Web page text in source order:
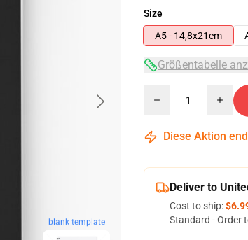
blank template
Size
A5 - 14,8x21cm
Größentabelle
Diese Aktion
Deliver to
Cost to ship:
Standard - Order